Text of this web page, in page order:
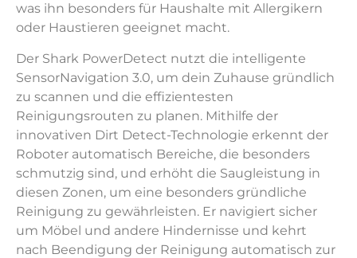
was ihn besonders für Haushalte mit Allergikern
oder Haustieren geeignet macht.
Der Shark PowerDetect nutzt die intelligente
SensorNavigation 3.0, um dein Zuhause gründlich
zu scannen und die effizientesten
Reinigungsrouten zu planen. Mithilfe der
innovativen Dirt Detect-Technologie erkennt der
Roboter automatisch Bereiche, die besonders
schmutzig sind, und erhöht die Saugleistung in
diesen Zonen, um eine besonders gründliche
Reinigung zu gewährleisten. Er navigiert sicher
um Möbel und andere Hindernisse und kehrt
nach Beendigung der Reinigung automatisch zur